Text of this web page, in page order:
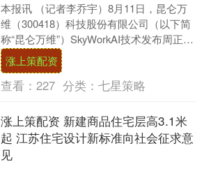
本报讯 （记者李乔宇）8月11日，昆仑万
维（300418）科技股份有限公司（以下简
称“昆仑万维”）SkyWorkAI技术发布周正式
启动。8月11日至8月15日，....
涨上策配资
查看： 227 分类： 七星策略
涨上策配资 新建商品住宅层高3.1米
起 江苏住宅设计新标准向社会征求意
见